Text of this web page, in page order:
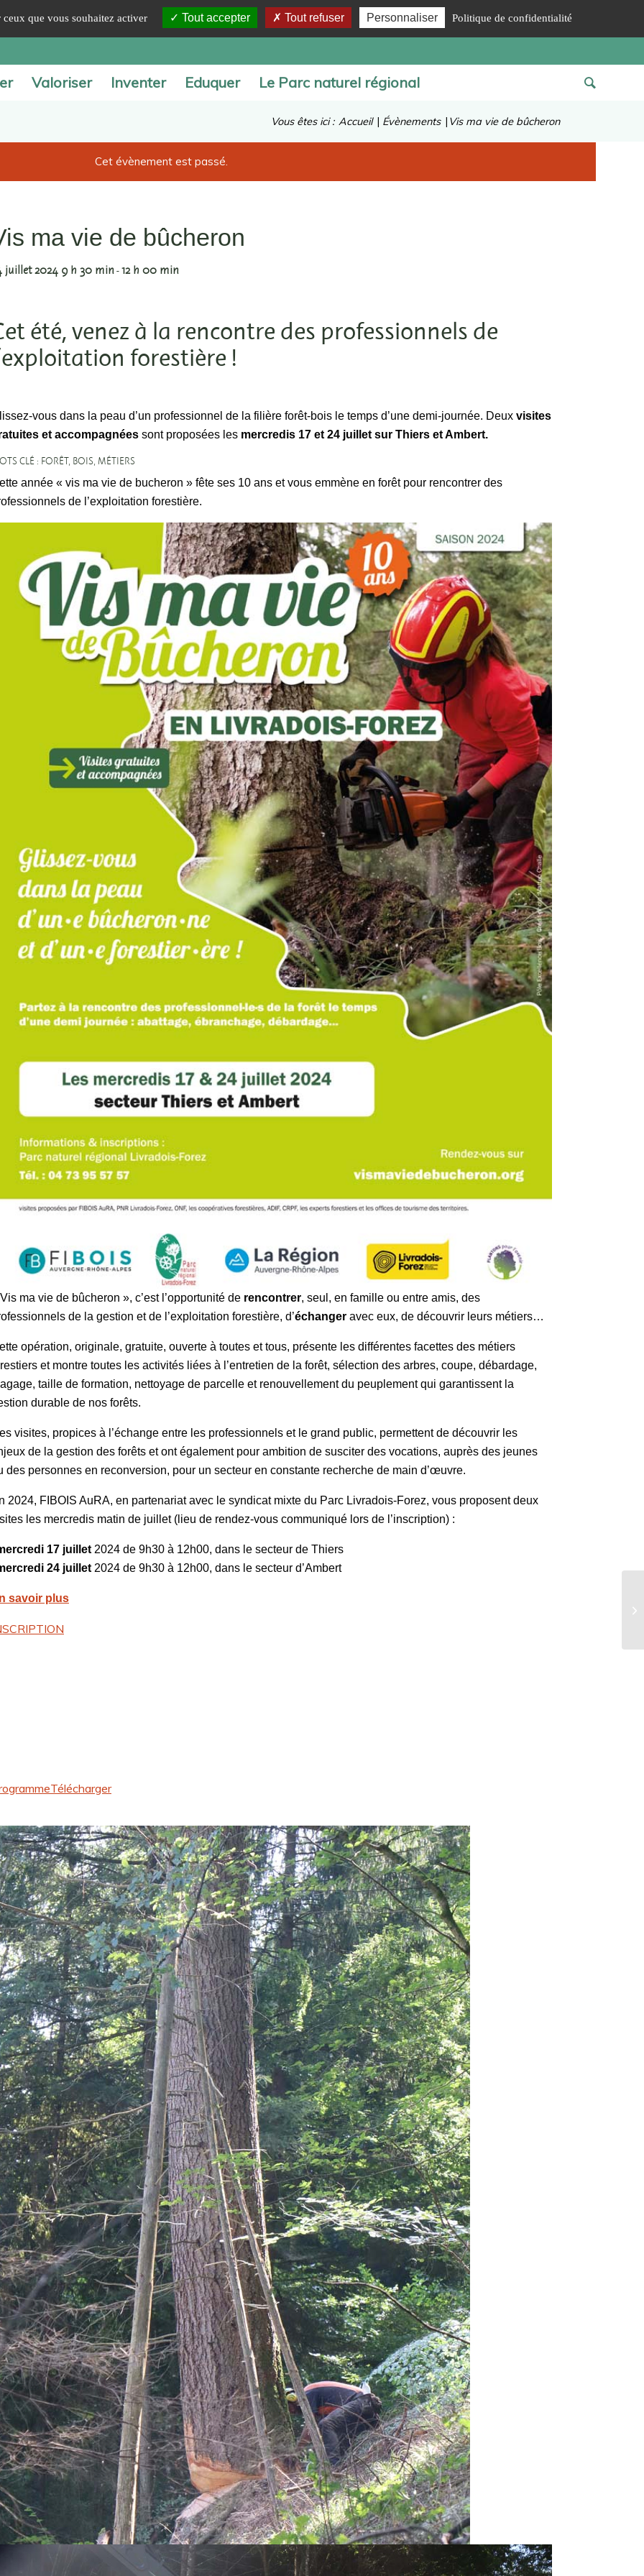
Valoriser Inventer Eduquer Le Parc naturel régional
Vous êtes ici : Accueil | Évènements | Vis ma vie de bûcheron
Cet évènement est passé.
ma vie de bûcheron
juillet 2024 9 h 30 min- 12 h 00 min
été, venez à la rencontre des professionnels de
forestière !
vous dans la peau d’un professionnel de la filière forêt-bois le temps d’une demi-journée. Deux visites
et accompagnéessont proposées les mercredis 17 et 24 juillet sur Thiers et Ambert.
CLÉ : FORÊT, BOIS, MÉTIERS
année « vis ma vie de bucheron » fête ses 10 ans et vous emmène en forêt pour rencontrer des
de l’exploitation forestière.
ma vie de bûcheron », c’est l’opportunité de rencontrer, seul, en famille ou entre amis, des
de la gestion et de l’exploitation forestière, d’échangeravec eux, de découvrir leurs métiers…
opération, originale, gratuite, ouverte à toutes et tous, présente les différentes facettes des métiers
et montre toutes les activités liées à l’entretien de la forêt, sélection des arbres, coupe, débardage,
taille de formation, nettoyage de parcelle et renouvellement du peuplement qui garantissent la
durable de nos forêts.
visites, propices à l’échange entre les professionnels et le grand public, permettent de découvrir les
de la gestion des forêts et ont également pour ambition de susciter des vocations, auprès des jeunes
des personnes en reconversion, pour un secteur en constante recherche de main d’œuvre.
2024, FIBOIS AuRA, en partenariat avec le syndicat mixte du Parc Livradois-Forez, vous proposent deux
les mercredis matin de juillet (lieu de rendez-vous communiqué lors de l’inscription) :
17 juillet2024 de 9h30 à 12h00, dans le secteur de Thiers
24 juillet2024 de 9h30 à 12h00, dans le secteur d’Ambert
savoir plus
Télécharger
que vous souhaitez activer Tout accepter Tout refuser Personnaliser Politique de confidentialité